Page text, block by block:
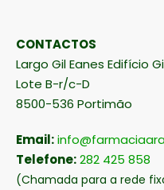
CONTACTOS
Largo Gil Eanes Edifício
Lote B-r/c-D
8500-536 Portimão
Email:
Telefone:282 425 858
(Chamada para a rede